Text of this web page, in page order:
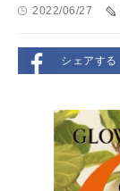
2022/06/27
シェアする